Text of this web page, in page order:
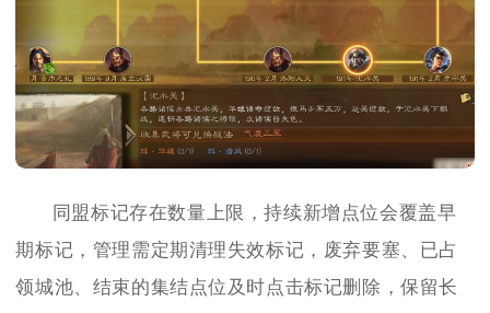
同盟标记存在数量上限，持续新增点位会覆盖早
期标记，管理需定期清理失效标记，废弃要塞、已占
领城池、结束的集结点位及时点击标记删除，保留长